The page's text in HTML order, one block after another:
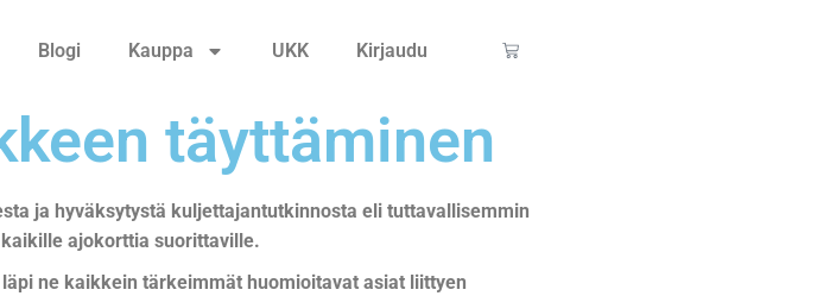
Blogi Kauppa UKK Kirjaudu
täyttäminen
ja hyväksytystä kuljettajantutkinnosta eli tuttavallisemmin
ajokorttia suorittaville.
ne kaikkein tärkeimmät huomioitavat asiat liittyen